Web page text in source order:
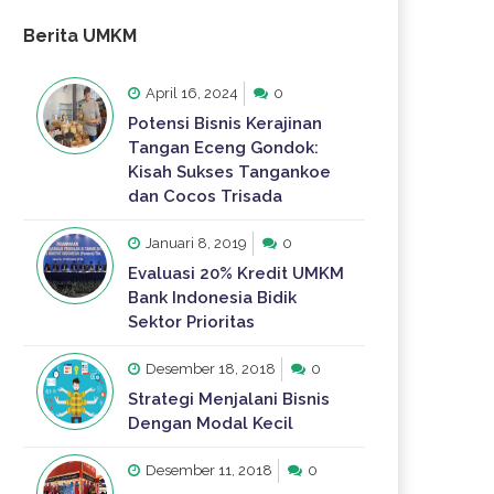
Berita UMKM
April 16, 2024 0
Potensi Bisnis Kerajinan
Tangan Eceng Gondok:
Kisah Sukses Tangankoe
dan Cocos Trisada
Januari 8, 2019 0
Evaluasi 20% Kredit UMKM
Bank Indonesia Bidik
Sektor Prioritas
Desember 18, 2018 0
Strategi Menjalani Bisnis
Dengan Modal Kecil
Desember 11, 2018 0